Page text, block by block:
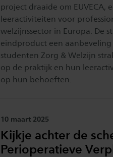
project draaide om EUVECA,
leeractiviteiten voor
welzijnssector in Europa. De
eindproduct een
studenten Zorg & Welzijn
op de praktijk en hun
op hun behoeften.
Publicatiedatum:
10 maart 2025
Kijkje achter de
Perioperatieve